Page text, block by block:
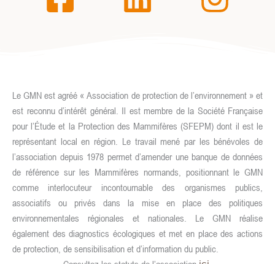
Le GMN est agréé « Association de protection de l’environnement » et
est reconnu d’intérêt général. Il est membre de la Société Française
pour l’Étude et la Protection des Mammifères (SFEPM) dont il est le
représentant local en région. Le travail mené par les bénévoles de
l’association depuis 1978 permet d’amender une banque de données
de référence sur les Mammifères normands, positionnant le GMN
comme interlocuteur incontournable des organismes publics,
associatifs ou privés dans la mise en place des politiques
environnementales régionales et nationales. Le GMN réalise
également des diagnostics écologiques et met en place des actions
de protection, de sensibilisation et d’information du public.